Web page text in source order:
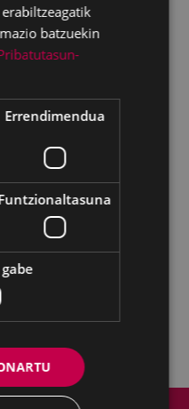
pedagogikoa
estiloak
latindar musikatik
etabar.
edota
datoz.
antzokiko leihatilan,
19:30etara eta
eskura daitezke.
sartzean
batzuekin
Errendimendua